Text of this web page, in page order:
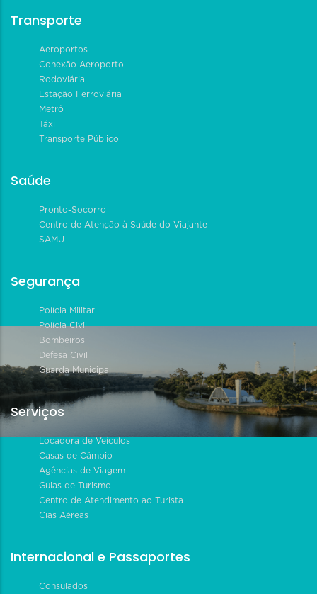
Transporte
Aeroportos
Conexão Aeroporto
Rodoviária
Estação Ferroviária
Metrô
Táxi
Transporte Público
Saúde
Pronto-Socorro
Centro de Atenção à Saúde do Viajante
SAMU
Segurança
Polícia Militar
Polícia Civil
Bombeiros
Defesa Civil
Guarda Municipal
Serviços
Locadora de Veículos
Casas de Câmbio
Agências de Viagem
Guias de Turismo
Centro de Atendimento ao Turista
Cias Aéreas
Internacional e Passaportes
Consulados